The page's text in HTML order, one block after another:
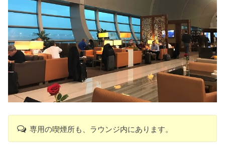
専用の喫煙所も、ラウンジ内にあります。